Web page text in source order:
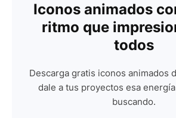
Iconos animados
ritmo que
todos
Descarga gratis iconos animados
dale a tus proyectos esa
buscando.